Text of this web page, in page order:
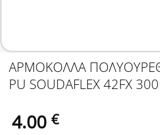
ΑΡΜΟΚΟΛΛΑ
PU SOUDAFLEX 42FΧ
4.00 €